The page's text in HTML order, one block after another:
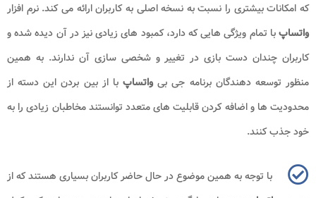
که امکانات بیشتری را نسبت به نسخه اصلی به کاربران ارائه می کند. نرم افزار
واتساپبا تمام ویژگی هایی که دارد، کمبود های زیادی نیز در آن دیده شده و
کاربران چندان دست بازی در تغییر و شخصی سازی آن ندارند. به همین
منظور توسعه دهندگان برنامه جی بی واتساپبا از بین بردن این دسته از
محدودیت ها و اضافه کردن قابلیت های متعدد توانستند مخاطبان زیادی را به
خود جذب کنند.
با توجه به همین موضوع در حال حاضر کاربران بسیاری هستند که از